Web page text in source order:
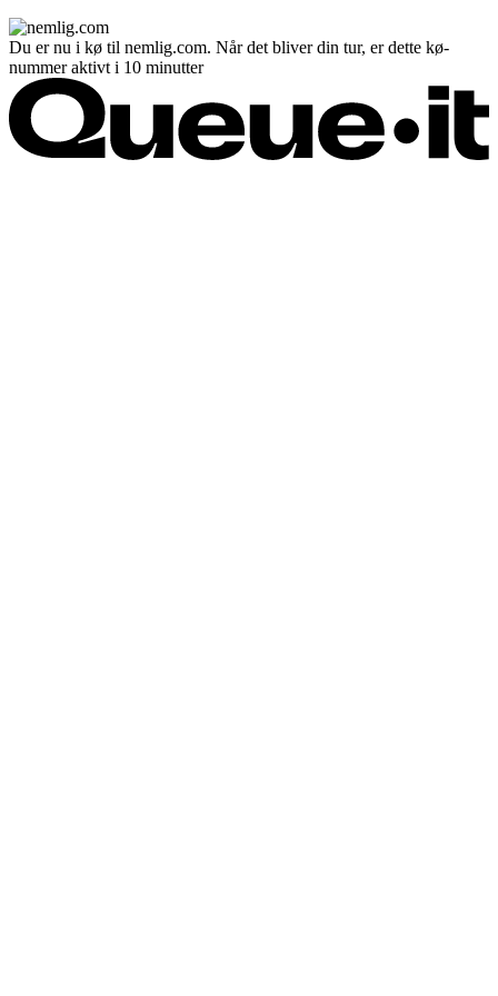
Du er nu i kø til nemlig.com. Når det bliver din tur, er dette kø-
nummer aktivt i 10 minutter